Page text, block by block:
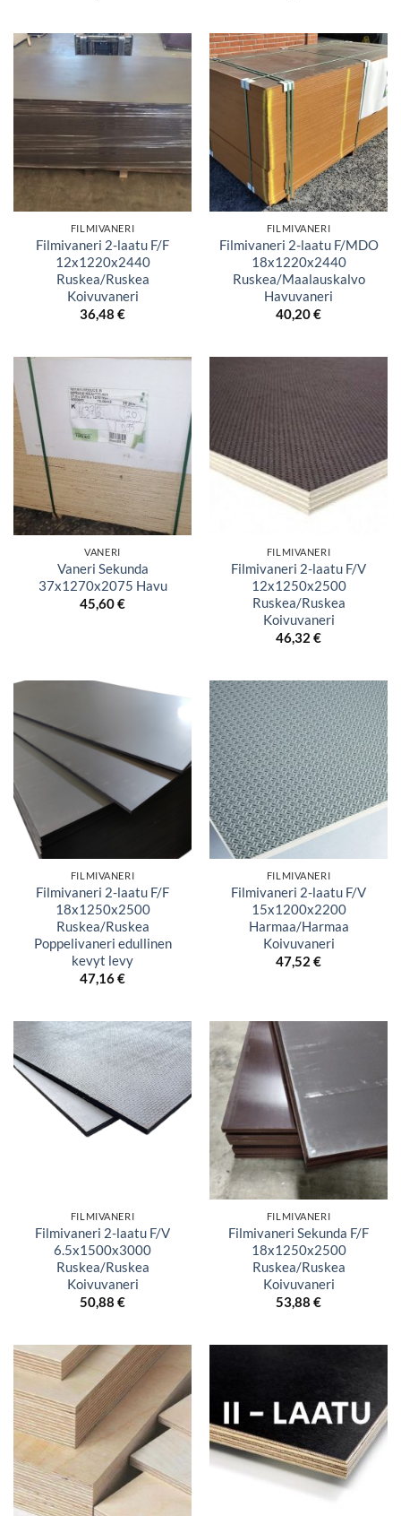
FILMIVANERI
Filmivaneri 2-laatu F/F
12x1220x2440
Ruskea/Ruskea
Koivuvaneri
36,48 €
FILMIVANERI
Filmivaneri 2-laatu F/MDO
18x1220x2440
Ruskea/Maalauskalvo
Havuvaneri
40,20€
VANERI
Vaneri Sekunda
37x1270x2075 Havu
45,60€
FILMIVANERI
Filmivaneri 2-laatu F/V
12x1250x2500
Ruskea/Ruskea
Koivuvaneri
46,32 €
FILMIVANERI
Filmivaneri 2-laatu F/F
18x1250x2500
Ruskea/Ruskea
Poppelivaneri edullinen
kevyt levy
47,16€
FILMIVANERI
Filmivaneri 2-laatu F/V
15x1200x2200
Harmaa/Harmaa
Koivuvaneri
47,52 €
FILMIVANERI
Filmivaneri 2-laatu F/V
6.5x1500x3000
Ruskea/Ruskea
Koivuvaneri
50,88 €
FILMIVANERI
Filmivaneri Sekunda F/F
18x1250x2500
Ruskea/Ruskea
Koivuvaneri
53,88 €